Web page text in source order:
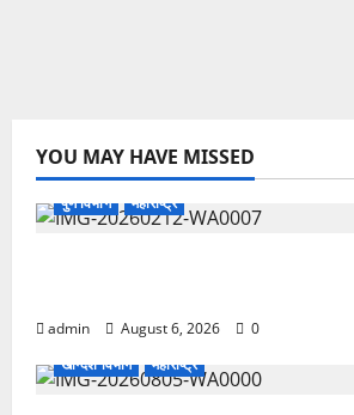
YOU MAY HAVE MISSED
पुणे विभाग महाराष्ट्र
admin August 6, 2026
0
खान्देश विभाग
महाराष्ट्र